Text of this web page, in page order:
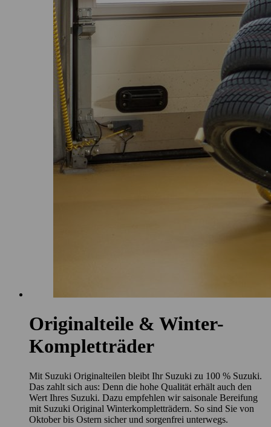
Originalteile & Winter-
Kompletträder
Mit Suzuki Originalteilen bleibt Ihr Suzuki zu 100 % Suzuki.
Das zahlt sich aus: Denn die hohe Qualität erhält auch den
Wert Ihres Suzuki. Dazu empfehlen wir saisonale Bereifung
mit Suzuki Original Winterkompletträdern. So sind Sie von
Oktober bis Ostern sicher und sorgenfrei unterwegs.